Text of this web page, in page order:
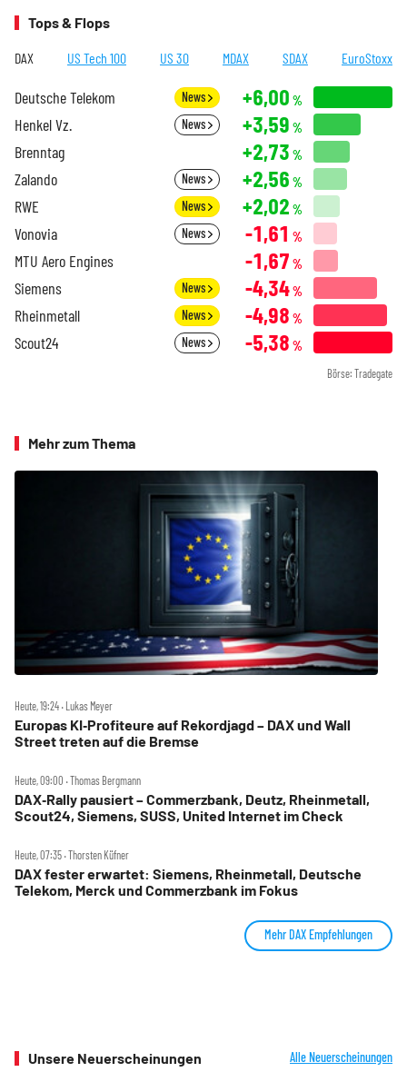
Tops & Flops
DAX US Tech 100 US 30 MDAX SDAX EuroStoxx
Deutsche Telekom News +6,00 %
Henkel Vz. News +3,59 %
Brenntag +2,73 %
Zalando News +2,56 %
RWE News +2,02 %
Vonovia News -1,61 %
MTU Aero Engines -1,67 %
Siemens News -4,34%
Rheinmetall News -4,98 %
Scout24 News -5,38 %
Börse: Tradegate
Mehr zum Thema
Heute, 19:24 ‧ Lukas Meyer
Europas KI‑Profiteure auf Rekordjagd – DAX und Wall
Street treten auf die Bremse
Heute, 09:00 ‧ Thomas Bergmann
DAX‑Rally pausiert – Commerzbank, Deutz, Rheinmetall,
Scout24, Siemens, SUSS, United Internet im Check
Heute, 07:35 ‧ Thorsten Küfner
DAX fester erwartet: Siemens, Rheinmetall, Deutsche
Telekom, Merck und Commerzbank im Fokus
Mehr DAX Empfehlungen
Unsere Neuerscheinungen Alle Neuerscheinungen